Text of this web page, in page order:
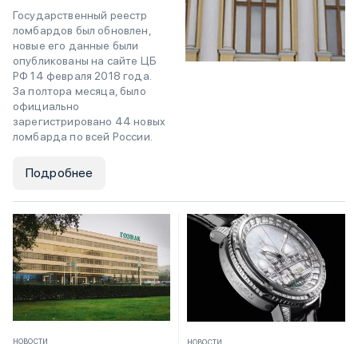
Государственный реестр
ломбардов был обновлен,
новые его данные были
опубликованы на сайте ЦБ
РФ 14 февраля 2018 года.
За полтора месяца, было
официально
зарегистрировано 44 новых
ломбарда по всей России.
Подробнее
НОВОСТИ
НОВОСТИ